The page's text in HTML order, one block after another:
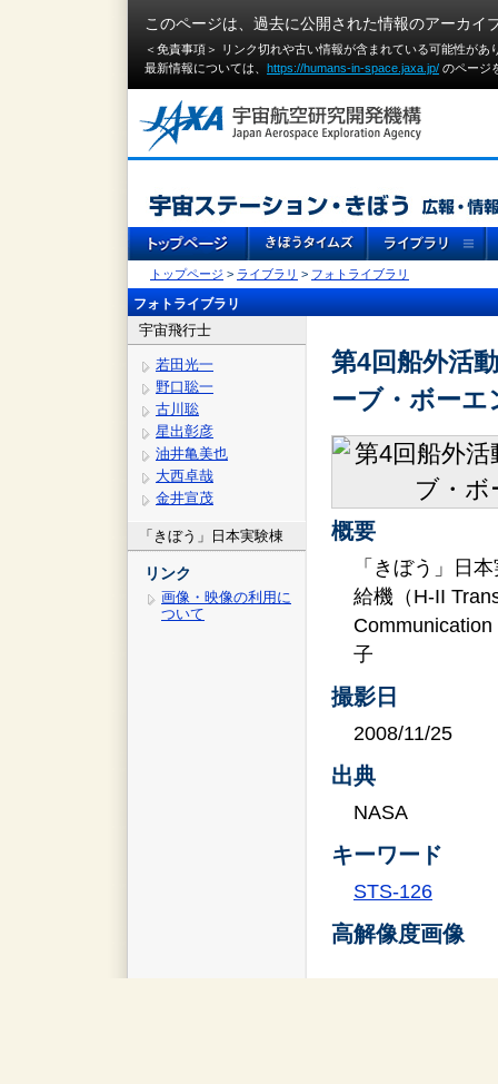
このページは、過去に公開された情報のアーカイ
＜免責事項＞ リンク切れや古い情報が含まれている可能性が
最新情報については、 https://humans-in-space.jaxa.jp/ のページ
トップページ > ライブラリ > フォトライブラリ
フォトライブラリ
宇宙飛行士
若田光一
野口聡一
古川聡
星出彰彦
油井亀美也
大西卓哉
金井宣茂
「きぼう」日本実験棟
リンク
画像・映像の利用に
ついて
第4回船外活
ーブ・ボーエ
概要
「きぼう」日
給機（H-II
子
撮影日
2008/11/25
出典
NASA
キーワード
STS-126
高解像度画像